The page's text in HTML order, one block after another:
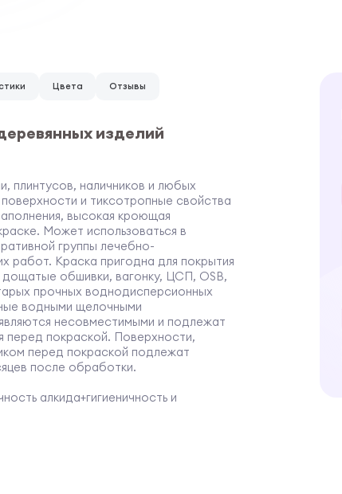
Цвета Отзывы
изделий
плинтусов, наличников и любых
и тиксотропные свойства
высокая кроющая
Может использоваться в
группы лечебно-
работ. Краска пригодна для покрытия
дощатые обшивки, вагонку, ЦСП, ОSB,
прочных воднодисперсионных
водными щелочными
несовместимыми и подлежат
перед покраской. Поверхности,
перед покраской подлежат
после обработки.
алкида+гигиеничность и